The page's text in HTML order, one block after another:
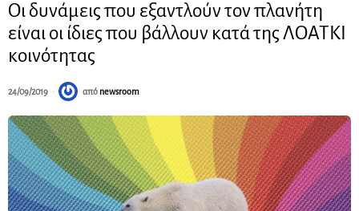
Οι δυνάμεις που εξαντλούν τον πλανήτη
είναι οι ίδιες που βάλλουν κατά της ΛΟΑΤΚΙ
κοινότητας
24/09/2019 από newsroom